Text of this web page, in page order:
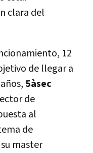
clara del
12
de llegar a
5àsec
de
al
de
master